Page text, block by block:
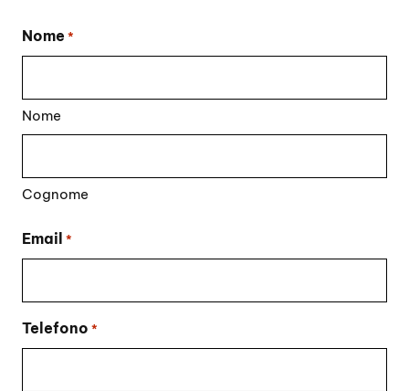
Nome *
Nome
Cognome
Email *
Telefono *